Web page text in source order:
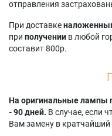
отправления
При доставке
при получении в любой
составит 800р.
На оригинальные лампы
- 90 дней. В случае, если
Вам замену в кратчайший